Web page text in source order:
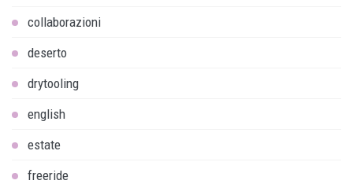
collaborazioni
deserto
drytooling
english
estate
freeride